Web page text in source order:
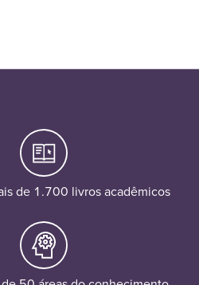
de 1.700 livros acadêmicos